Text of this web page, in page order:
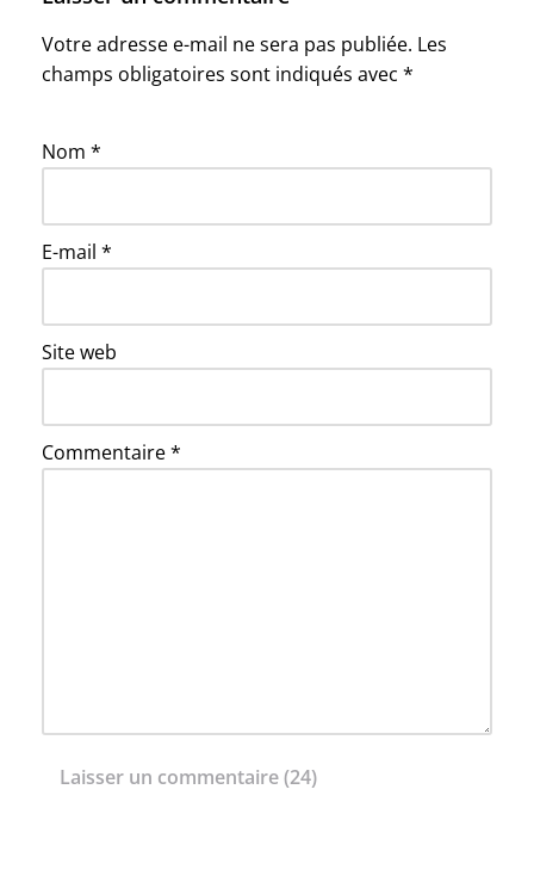
Votre adresse e-mail ne sera pas publiée. Les
champs obligatoires sont indiqués avec *
Nom *
E-mail *
Site web
Commentaire*